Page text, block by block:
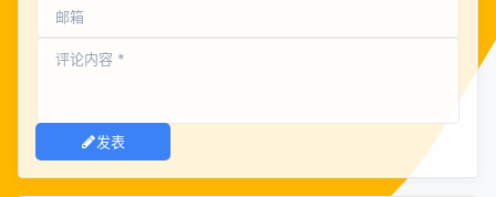
发表